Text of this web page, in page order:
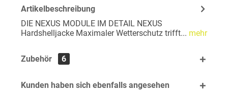
Artikelbeschreibung
DIE NEXUS MODULE IM DETAIL NEXUS
Hardshelljacke Maximaler Wetterschutz trifft... mehr
Zubehör 6
Kunden haben sich ebenfalls angesehen